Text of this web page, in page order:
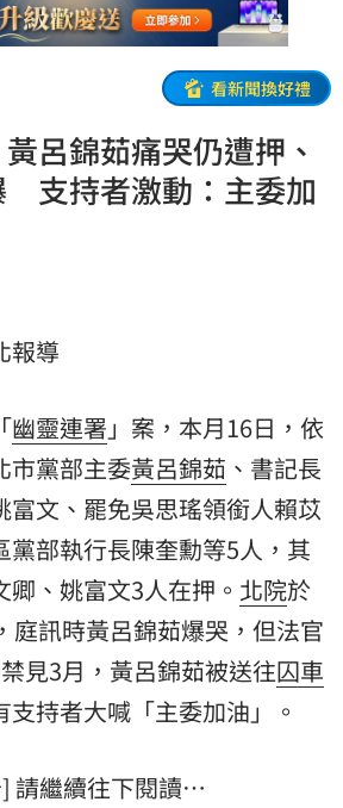
看新聞換好禮
呂錦茹痛哭仍遭押、
支持者激動：主委加
報導
「幽靈連署 」案，本月16日，依
市黨部主委黃呂錦茹 、書記長
富文、罷免吳思瑤領銜人賴苡
黨部執行長陳奎勳等5人，其
、姚富文3人在押。 北院於
庭訊時黃呂錦茹爆哭，但法官
見3月，黃呂錦茹被送往囚車
持者大喊「主委加油」。
請繼續往下閱讀…